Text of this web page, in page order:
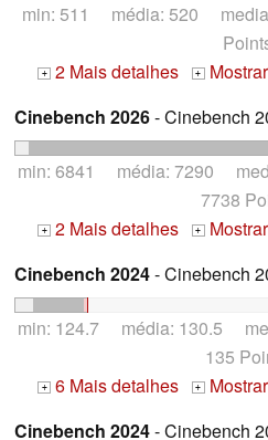
min: 511 média: 520
+ 2 Mais detalhes +
Cinebench 2026- Cinebench
min: 6841 média: 7290
7738
+ 2 Mais detalhes +
Cinebench 2024- Cinebench
min: 124.7 média: 130.5
135
+ 6 Mais detalhes +
Cinebench 2024- Cinebench